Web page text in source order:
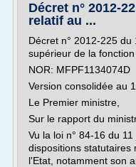
Décret n° 2012-
relatif au ...
Décret n° 2012-225
supérieur de la
NOR: MFPF1134074D
Version consolidée au
Le Premier ministre,
Sur le rapport du
Vu la loi n° 84-16 du
dispositions statutaires
l'Etat, notamment son